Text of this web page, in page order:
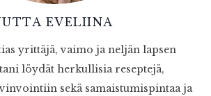
EVELIINA
yrittäjä, vaimo ja neljän lapsen
löydät herkullisia reseptejä,
sekä samaistumispintaa ja